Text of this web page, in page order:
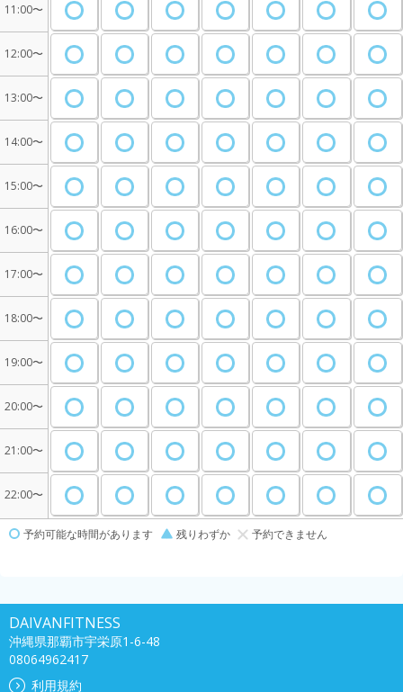
11:00〜
12:00〜
13:00〜
14:00〜
15:00〜
16:00〜
17:00〜
18:00〜
19:00〜
20:00〜
21:00〜
22:00〜
予約可能な時間があります 残りわずか 予約できません
DAIVANFITNESS
沖縄県那覇市宇栄原1-6-48
08064962417
利用規約